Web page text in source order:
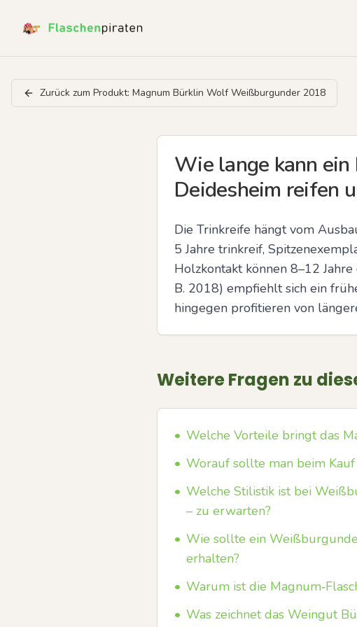
Zurück zum Produkt: Magnum Bürklin Wolf Weißburgunder 2018
Wie lange kann
Deidesheim reifen
Die Trinkreife hängt vom
5 Jahre trinkreif,
Holzkontakt können 8–12
B. 2018) empfiehlt sich ein
hingegen profitieren von
Weitere Fragen zu
• Welche Vorteile bringt das
• Worauf sollte man beim
• Welche Stilistik ist bei
– zu erwarten?
• Wie sollte ein
erhalten?
• Warum ist die
• Was zeichnet das Weingut